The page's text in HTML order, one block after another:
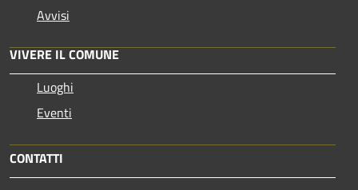
Avvisi
VIVERE IL COMUNE
Luoghi
Eventi
CONTATTI